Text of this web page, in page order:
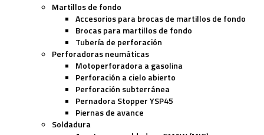
Martillos de fondo
Accesorios para brocas de martillos de fondo
Brocas para martillos de fondo
Tubería de perforación
Perforadoras neumáticas
Motoperforadora a gasolina
Perforación a cielo abierto
Perforación subterránea
Pernadora Stopper YSP45
Piernas de avance
Soldadura